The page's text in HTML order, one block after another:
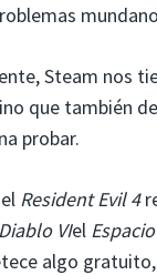
Steam nos
que también
probar.
Resident Evil 4
Diablo VIel
algo